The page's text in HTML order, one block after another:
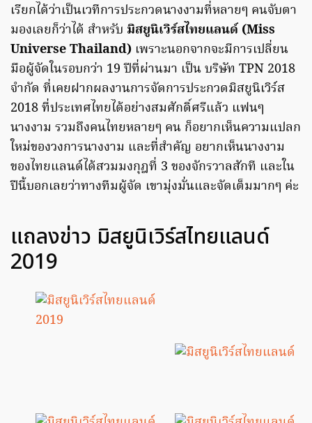
เรียกได้ว่าเป็นเวทีการประกวดนางงามที่หลายๆ คนจับตา
มองเลยก็ว่าได้ สำหรับ มิสยูนิเวิร์สไทยแลนด์ (Miss
Universe Thailand) เพราะนอกจากจะมีการเปลี่ยน
มือผู้จัดในรอบกว่า 19 ปีที่ผ่านมา เป็น บริษัท TPN 2018
จำกัด ที่เคยฝากผลงานการจัดการประกวดมิสยูนิเวิร์ส
2018 ที่ประเทศไทยได้อย่างสมศักดิ์ศรีแล้ว แฟนๆ
นางงาม รวมถึงคนไทยหลายๆ คน ก็อยากเห็นความแปลก
ใหม่ของวงการนางงาม และที่สำคัญ อยากเห็นนางงาม
ของไทยแลนด์ได้สวมมงกุฎที่ 3 ของจักรวาลสักที และใน
ปีนี้บอกเลยว่าทางทีมผู้จัด เขามุ่งมั่นและจัดเต็มมากๆ ค่ะ
แถลงข่าว มิสยูนิเวิร์สไทยแลนด์
2019